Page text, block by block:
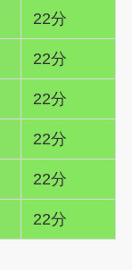
22分
22分
22分
22分
22分
22分